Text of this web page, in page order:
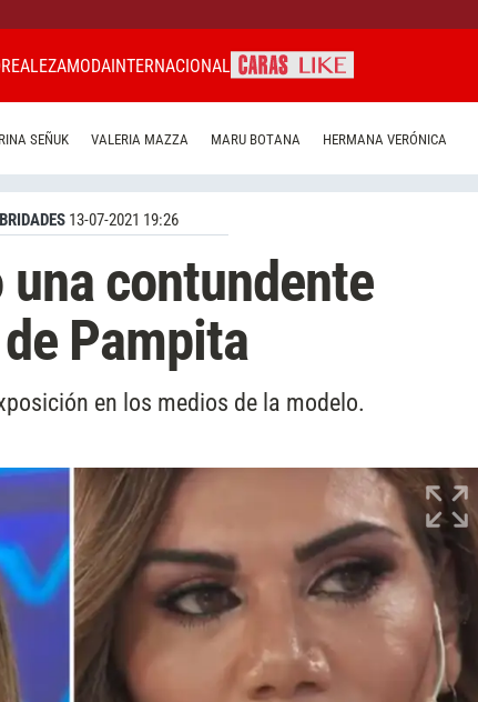
REALEZAMODAINTERNACIONAL
SEÑUK VALERIA MAZZA MARU BOTANA HERMANA VERÓNICA
13-07-2021 19:26
contundente
Pampita
en los medios de la modelo.